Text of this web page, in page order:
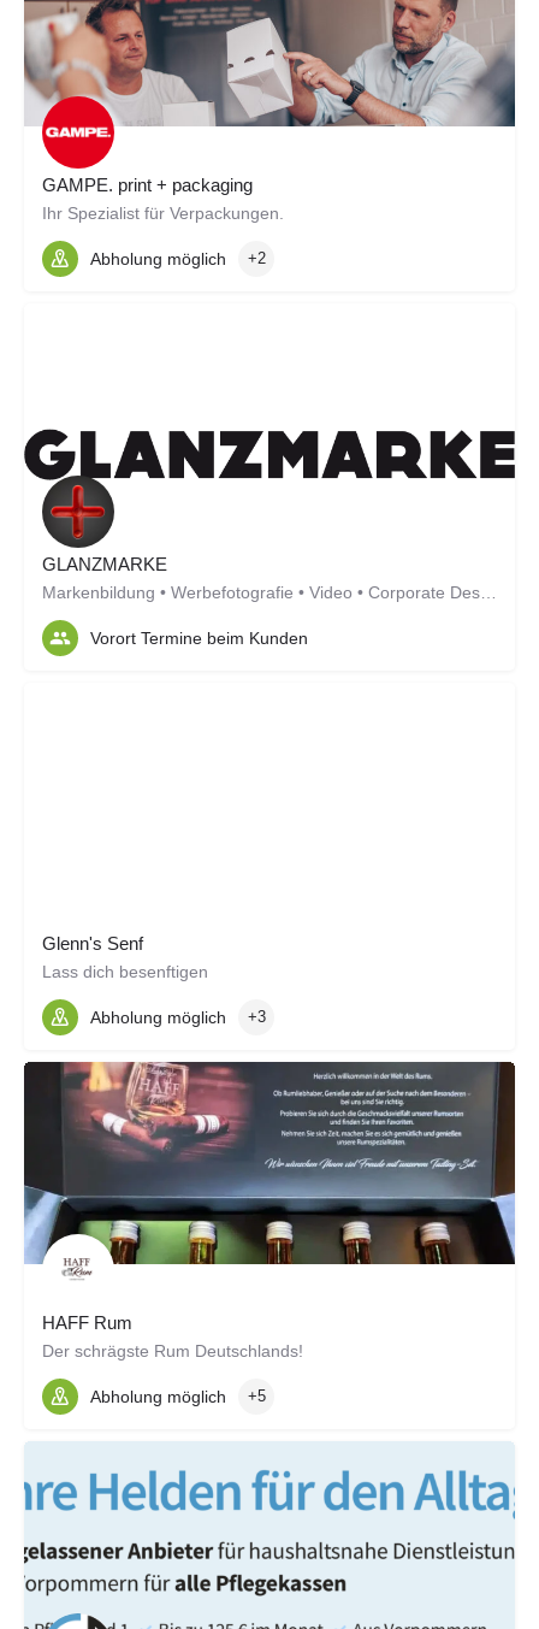
GAMPE. print + packaging
Ihr Spezialist für Verpackungen.
Abholung möglich +2
GLANZMARKE
Vorort Termine beim Kunden
Glenn's Senf
Lass dich besenftigen
Abholung möglich +3
HAFF Rum
Der schrägste Rum Deutschlands!
Abholung möglich +5